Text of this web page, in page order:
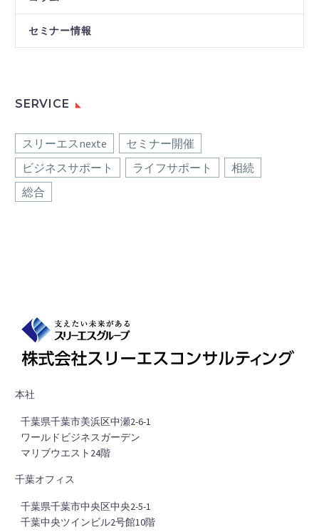
セミナー情報
SERVICE
スリーエスnexte
セミナー開催
ビジネスサポート
ライフサポート
相続
総合
本社
千葉県千葉市美浜区中瀬2-6-1
ワールドビジネスガーデン
マリブウエスト24階
千葉オフィス
千葉県千葉市中央区中央2-5-1
千葉中央ツインビル2号館10階